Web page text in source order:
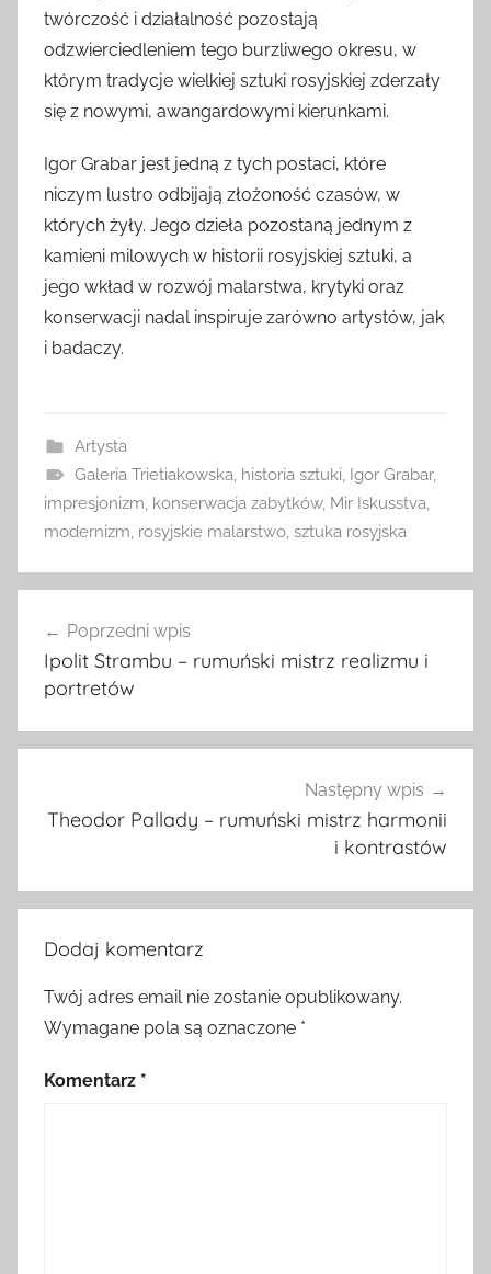
twórczość i działalność pozostają
odzwierciedleniem tego burzliwego okresu, w
którym tradycje wielkiej sztuki rosyjskiej zderzały
się z nowymi, awangardowymi kierunkami.
Igor Grabar jest jedną z tych postaci, które
niczym lustro odbijają złożoność czasów, w
których żyły. Jego dzieła pozostaną jednym z
kamieni milowych w historii rosyjskiej sztuki, a
jego wkład w rozwój malarstwa, krytyki oraz
konserwacji nadal inspiruje zarówno artystów, jak
i badaczy.
Artysta
Galeria Trietiakowska, historia sztuki, Igor Grabar,
impresjonizm, konserwacja zabytków, Mir Iskusstva,
modernizm, rosyjskie malarstwo, sztuka rosyjska
wpisu
Poprzedni wpis
Ipolit Strambu – rumuński mistrz realizmu i
portretów
Następny wpis
Theodor Pallady – rumuński mistrz harmonii
i kontrastów
Dodaj komentarz
Twój adres email nie zostanie opublikowany.
Wymagane pola są oznaczone *
Komentarz *